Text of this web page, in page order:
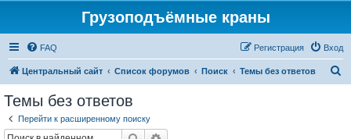
Грузоподъёмные краны
FAQ Вход
Регистрация
Центральный сайт Список форумов Поиск Темы без ответов
Темы без ответов
Перейти к расширенному поиску